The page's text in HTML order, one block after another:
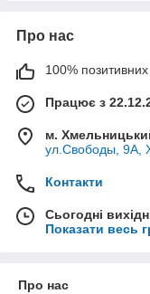
Про нас
100% позитивних
Працює з
м.
ул.Свободы, 9А,
Контакти
Сьогодні
Показати весь
Про нас